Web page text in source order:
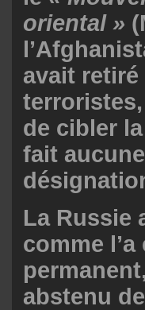
oriental »
avait retiré
de cibler
fait
La Russie
comme
abstenu